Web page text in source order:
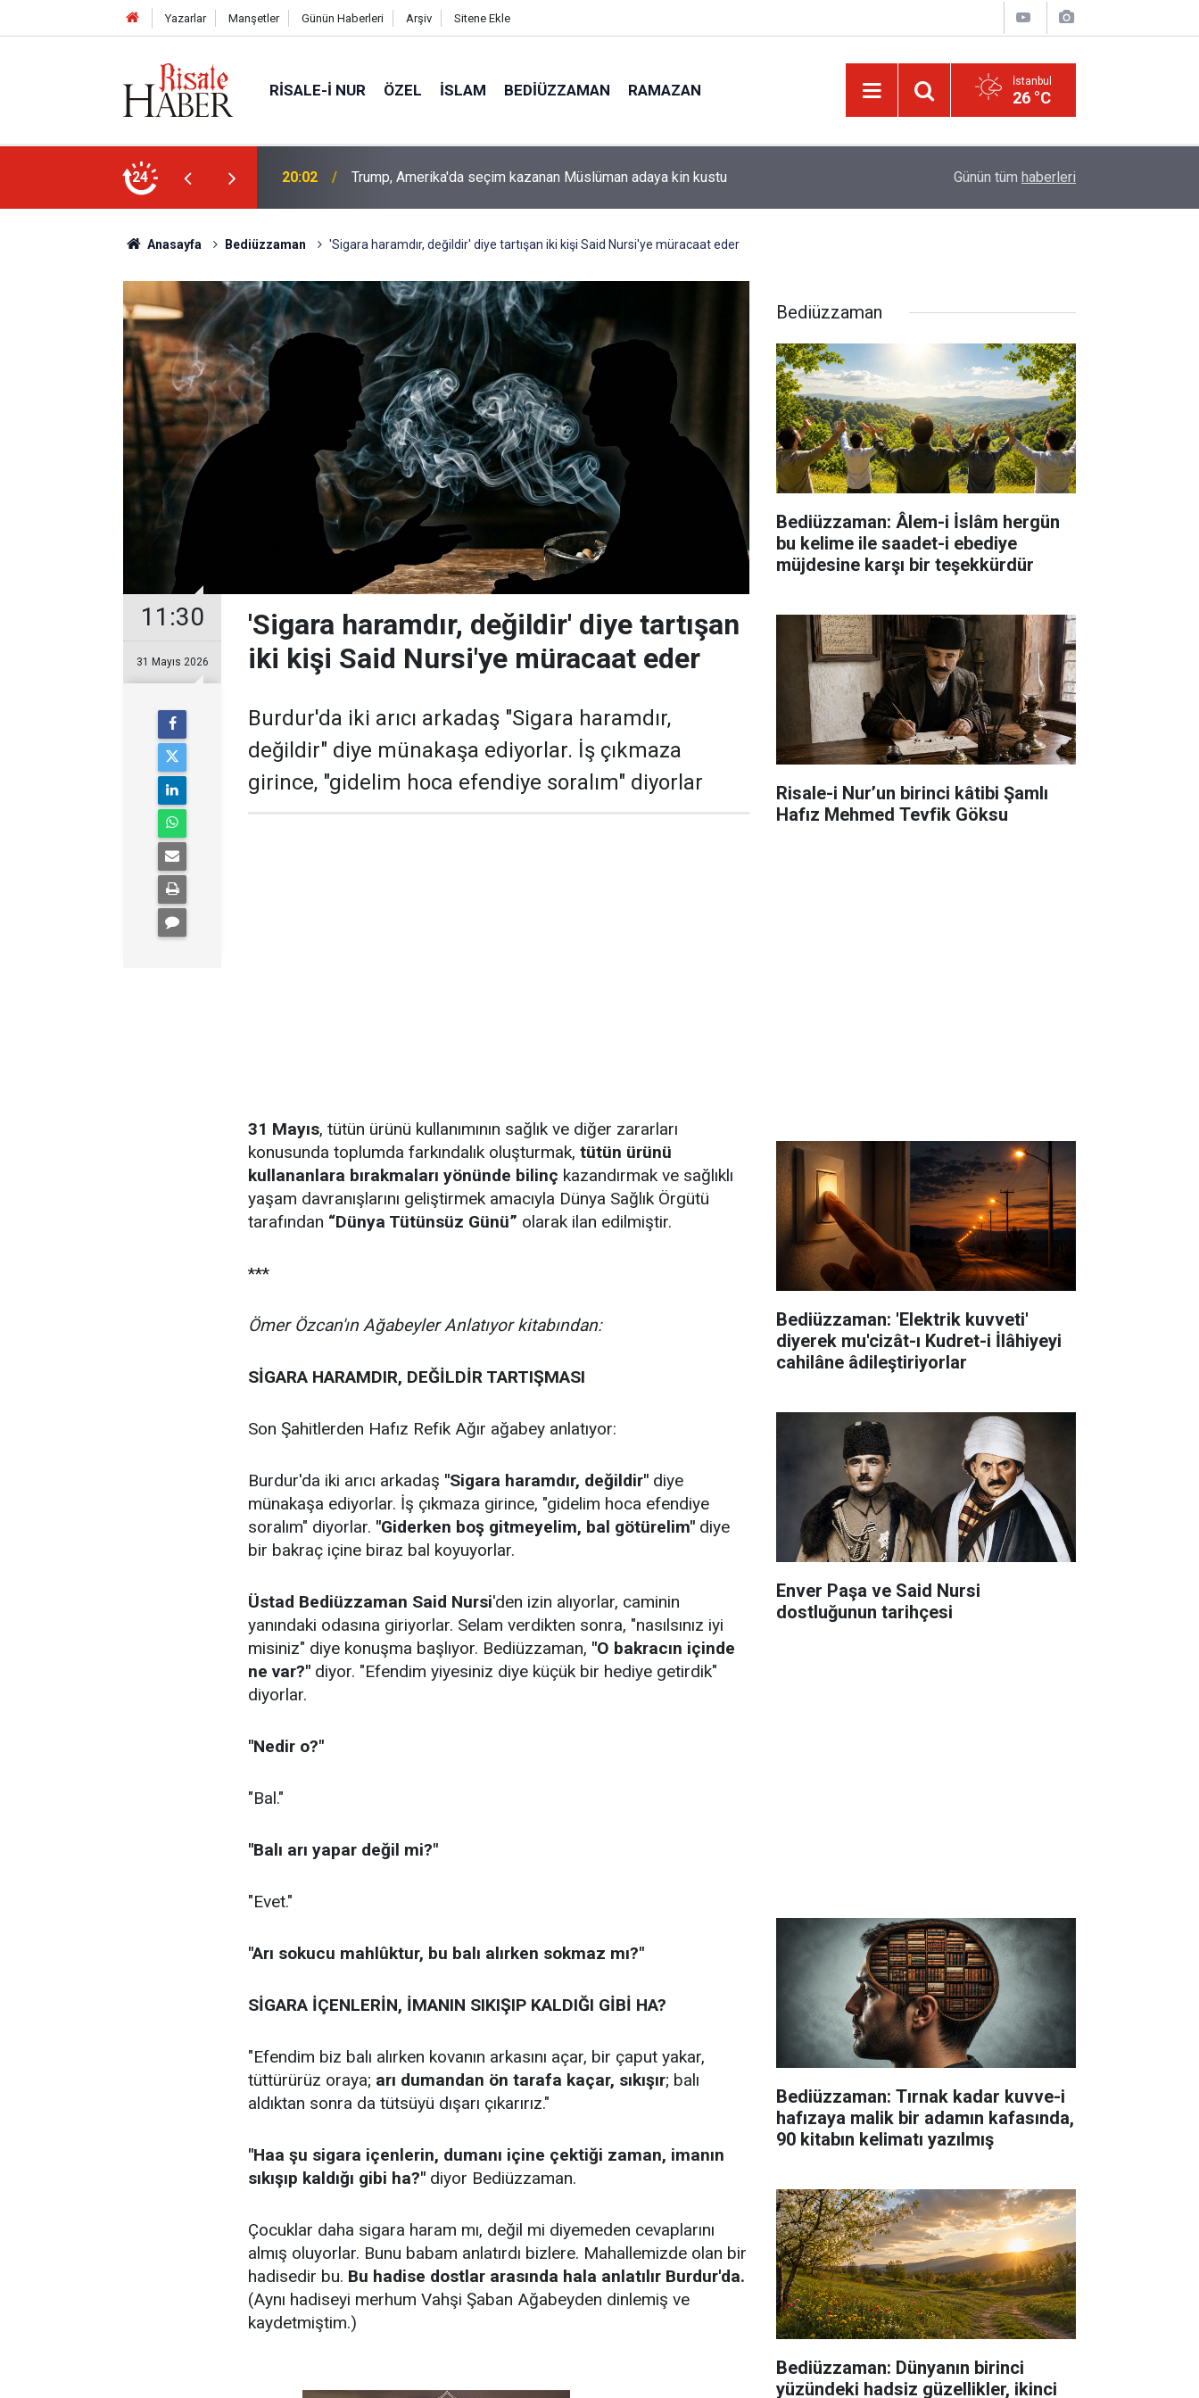
Yazarlar Manşetler Günün Haberleri Arşiv Sitene Ekle
RISALE-I NUR ÖZEL İSLAM BEDIÜZZAMAN RAMAZAN İstanbul
26 °C
24
Müslüman adaya kin kustu 16:00 Canlılar niye iki gözlü? Sosyal medya, derslerde başarısızlığa yol
Günün tüm haberleri
Anasayfa Bediüzzaman 'Sigara haramdır, değildir' diye tartışan iki kişi Said Nursi'ye müracaat eder
11:30
31 Mayıs 2026
'Sigara haramdır, değildir' diye tartışan
iki kişi Said Nursi'ye müracaat eder
Burdur'da iki arıcı arkadaş "Sigara haramdır,
değildir" diye münakaşa ediyorlar. İş çıkmaza
girince, "gidelim hoca efendiye soralım" diyorlar
31 Mayıs, tütün ürünü kullanımının sağlık ve diğer zararları
konusunda toplumda farkındalık oluşturmak, tütün ürünü
kullananlara bırakmaları yönünde bilinç kazandırmak ve sağlıklı
yaşam davranışlarını geliştirmek amacıyla Dünya Sağlık Örgütü
tarafından “Dünya Tütünsüz Günü” olarak ilan edilmiştir.
***
Ömer Özcan'ın Ağabeyler Anlatıyor kitabından:
SİGARA HARAMDIR, DEĞİLDİR TARTIŞMASI
Son Şahitlerden Hafız Refik Ağır ağabey anlatıyor:
Burdur'da iki arıcı arkadaş "Sigara haramdır, değildir" diye
münakaşa ediyorlar. İş çıkmaza girince, "gidelim hoca efendiye
soralım" diyorlar. "Giderken boş gitmeyelim, bal götürelim" diye
bir bakraç içine biraz bal koyuyorlar.
Üstad Bediüzzaman Said Nursi'den izin alıyorlar, caminin
yanındaki odasına giriyorlar. Selam verdikten sonra, "nasılsınız iyi
misiniz" diye konuşma başlıyor. Bediüzzaman, "O bakracın içinde
ne var?" diyor. "Efendim yiyesiniz diye küçük bir hediye getirdik"
diyorlar.
"Nedir o?"
"Bal."
"Balı arı yapar değil mi?"
"Evet."
"Arı sokucu mahlûktur, bu balı alırken sokmaz mı?"
SİGARA İÇENLERİN, İMANIN SIKIŞIP KALDIĞI GİBİ HA?
"Efendim biz balı alırken kovanın arkasını açar, bir çaput yakar,
tüttürürüz oraya; arı dumandan ön tarafa kaçar, sıkışır; balı
aldıktan sonra da tütsüyü dışarı çıkarırız."
"Haa şu sigara içenlerin, dumanı içine çektiği zaman, imanın
sıkışıp kaldığı gibi ha?" diyor Bediüzzaman.
Çocuklar daha sigara haram mı, değil mi diyemeden cevaplarını
almış oluyorlar. Bunu babam anlatırdı bizlere. Mahallemizde olan bir
hadisedir bu. Bu hadise dostlar arasında hala anlatılır Burdur'da.
(Aynı hadiseyi merhum Vahşi Şaban Ağabeyden dinlemiş ve
kaydetmiştim.)
Bediüzzaman
Bediüzzaman: Âlem-i İslâm hergün
bu kelime ile saadet-i ebediye
müjdesine karşı bir teşekkürdür
Risale-i Nur’un birinci kâtibi Şamlı
Hafız Mehmed Tevfik Göksu
Bediüzzaman: 'Elektrik kuvveti'
diyerek mu'cizât-ı Kudret-i İlâhiyeyi
cahilâne âdileştiriyorlar
Enver Paşa ve Said Nursi
dostluğunun tarihçesi
Bediüzzaman: Tırnak kadar kuvve-i
hafızaya malik bir adamın kafasında,
90 kitabın kelimatı yazılmış
Bediüzzaman: Dünyanın birinci
yüzündeki hadsiz güzellikler, ikinci